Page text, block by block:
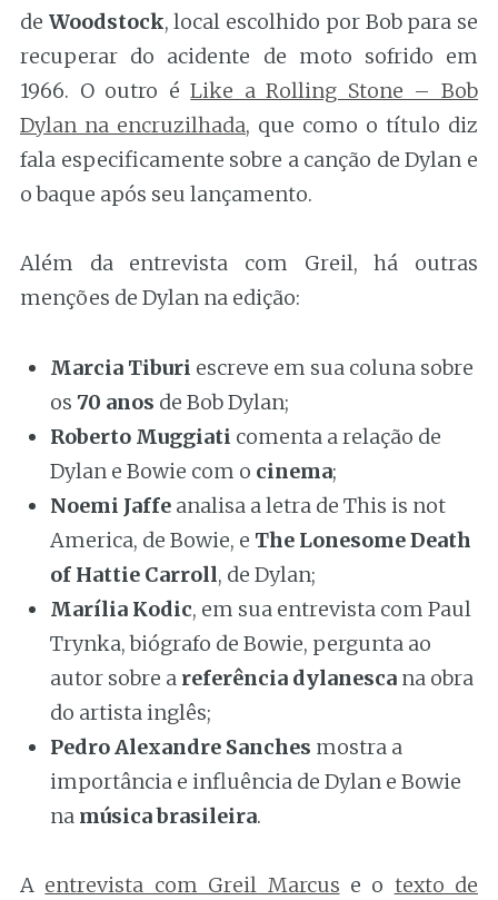
de Woodstock, local escolhido por Bob para se
recuperar do acidente de moto sofrido em
1966. O outro éLike a Rolling Stone – Bob
Dylan na encruzilhada, que como o título diz
fala especificamente sobre a canção de Dylan e
o baque após seu lançamento.
Além da entrevista com Greil, há outras
menções de Dylan na edição:
Marcia Tiburi escreve em sua coluna sobre
os 70 anos de Bob Dylan;
Roberto Muggiati comenta a relação de
Dylan e Bowie com o cinema;
Noemi Jaffe analisa a letra de This is not
America, de Bowie, e The Lonesome Death
of Hattie Carroll, de Dylan;
Marília Kodic, em sua entrevista com Paul
Trynka, biógrafo de Bowie, pergunta ao
autor sobre a referência dylanesca na obra
do artista inglês;
Pedro Alexandre Sanches mostra a
importância e influência de Dylan e Bowie
na música brasileira.
A entrevista com Greil Marcus e o texto de